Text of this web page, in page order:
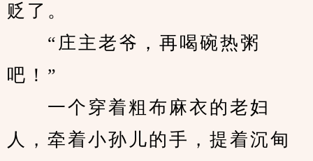
贬了。
“庄主老爷，再喝碗热粥
吧！”
一个穿着粗布麻衣的老妇
人，牵着小孙儿的手，提着沉甸